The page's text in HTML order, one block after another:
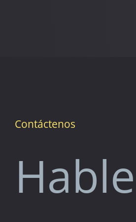
Contáctenos